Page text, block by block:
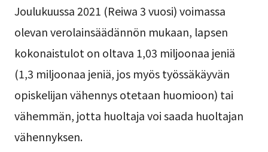
Joulukuussa 2021 (Reiwa 3 vuosi) voimassa
olevan verolainsäädännön mukaan, lapsen
kokonaistulot on oltava 1,03 miljoonaa jeniä
(1,3 miljoonaa jeniä, jos myös työssäkäyvän
opiskelijan vähennys otetaan huomioon) tai
vähemmän, jotta huoltaja voi saada huoltajan
vähennyksen.